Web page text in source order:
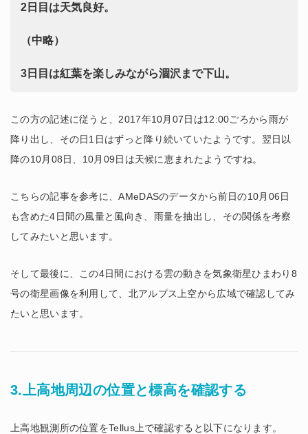
2日目は天気良好。
（中略）
3日目は紅葉を楽しみながら涸沢まで下山。
この方の記述に従うと、2017年10月07日は12:00ごろから雨が
降り出し、その日1日はずっと降り続いていたようです。翌日以
降の10月08日、10月09日は天候に恵まれたようですね。
こちらの記事を参考に、AMeDASのデータから前日の10月06日
も含めた4日間の風量と風向き、雨量を抽出し、その関係を考察
してみたいと思います。
そして最後に、この4日間における雲の動きを気象衛星ひまわり8
号の衛星画像を利用して、北アルプス上空から広域で確認してみ
たいと思います。
3.上高地周辺の位置と標高を確認する
上高地観測所の位置をTellus上で確認すると以下になります。